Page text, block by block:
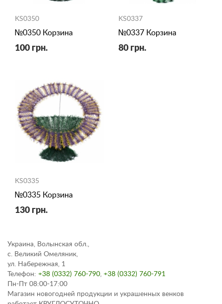
KS0350
№0350 Корзина
100 грн.
KS0337
№0337 Корзина
80 грн.
KS0335
№0335 Корзина
130 грн.
Украина, Волынская обл.,
с. Великий Омеляник,
ул. Набережная, 1
Телефон: +38 (0332) 760-790, +38 (0332) 760-791
Пн-Пт 08:00-17:00
Магазин новогодней продукции и украшенных венков